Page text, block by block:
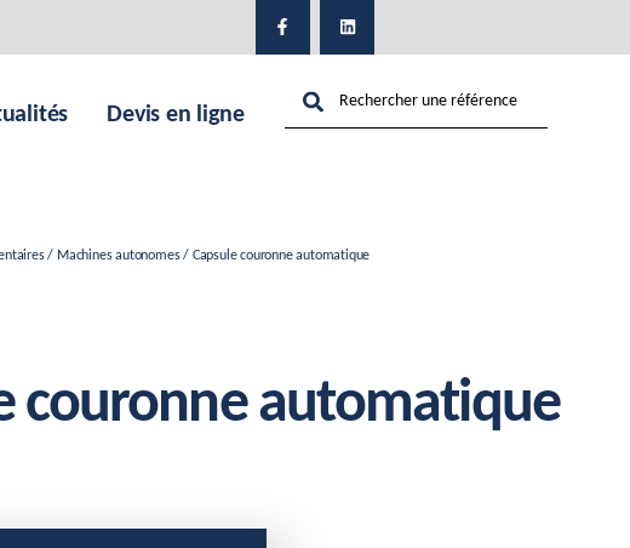
Devis en ligne
/ Machines autonomes/ Capsule couronne automatique
couronne automatique